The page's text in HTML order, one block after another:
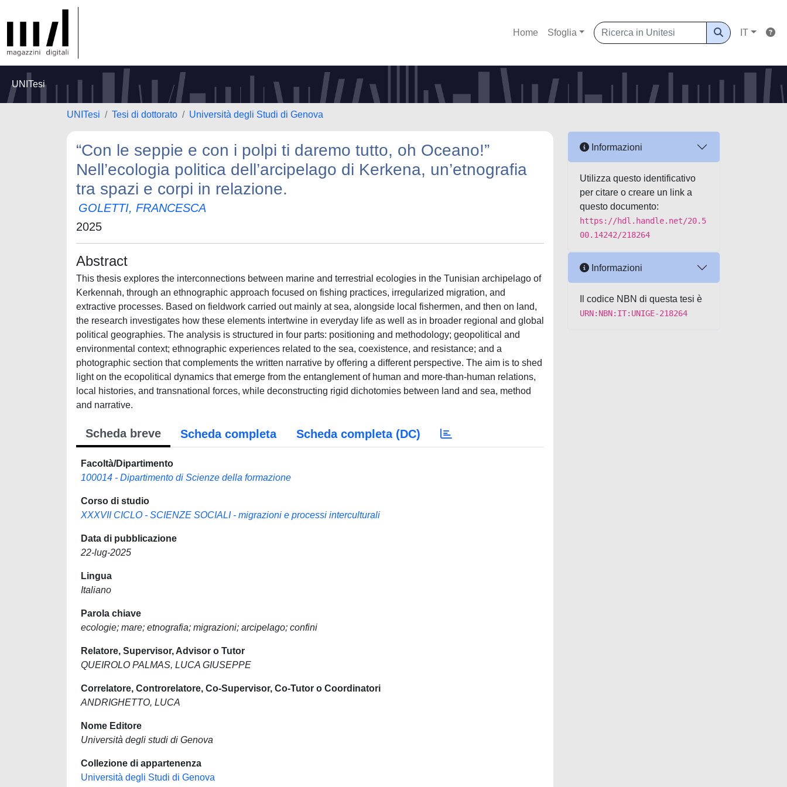
Home Sfoglia IT
UNITesi
UNITesi Tesi di dottorato Università degli Studi di Genova
“Con le seppie e con i polpi ti daremo tutto, oh Oceano!”
Nell’ecologia politica dell’arcipelago di Kerkena, un’etnografia
tra spazi e corpi in relazione.
GOLETTI, FRANCESCA
2025
Abstract
This thesis explores the interconnections between marine and terrestrial ecologies in the Tunisian archipelago of
Kerkennah, through an ethnographic approach focused on fishing practices, irregularized migration, and
extractive processes. Based on fieldwork carried out mainly at sea, alongside local fishermen, and then on land,
the research investigates how these elements intertwine in everyday life as well as in broader regional and global
political geographies. The analysis is structured in four parts: positioning and methodology; geopolitical and
environmental context; ethnographic experiences related to the sea, coexistence, and resistance; and a
photographic section that complements the written narrative by offering a different perspective. The aim is to shed
light on the ecopolitical dynamics that emerge from the entanglement of human and more-than-human relations,
local histories, and transnational forces, while deconstructing rigid dichotomies between land and sea, method
and narrative.
Scheda breve Scheda completa Scheda completa (DC)
Facoltà/Dipartimento
100014 - Dipartimento di Scienze della formazione
Corso di studio
XXXVII CICLO - SCIENZE SOCIALI - migrazioni e processi interculturali
Data di pubblicazione
22-lug-2025
Lingua
Italiano
Parola chiave
ecologie; mare; etnografia; migrazioni; arcipelago; confini
Relatore, Supervisor, Advisor o Tutor
QUEIROLO PALMAS, LUCA GIUSEPPE
Correlatore, Controrelatore, Co-Supervisor, Co-Tutor o Coordinatori
ANDRIGHETTO, LUCA
Nome Editore
Università degli studi di Genova
Collezione di appartenenza
Università degli Studi di Genova
Informazioni
Utilizza questo identificativo
per citare o creare un link a
questo documento:
https://hdl.handle.net/20.5
00.14242/218264
Informazioni
Il codice NBN di questa tesi è
URN:NBN:IT:UNIGE-218264